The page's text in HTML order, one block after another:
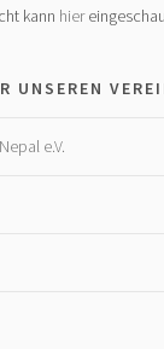
kann hier
UNSEREN
e.V.